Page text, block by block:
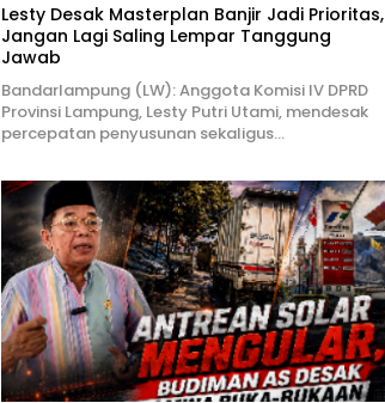
Lesty Desak Masterplan Banjir Jadi Prioritas,
Jangan Lagi Saling Lempar Tanggung
Jawab
Bandarlampung (LW): Anggota Komisi IV DPRD
Provinsi Lampung, Lesty Putri Utami, mendesak
percepatan penyusunan sekaligus…